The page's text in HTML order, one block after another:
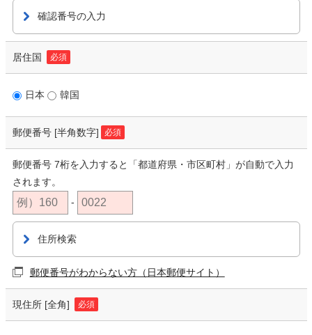
確認番号の入力
居住国 必須
日本 韓国
郵便番号[半角数字] 必須
郵便番号 7桁を入力すると「都道府県・市区町村」が自動で入力
されます。
-
住所検索
郵便番号がわからない方（日本郵便サイト）
現住所 [全角] 必須